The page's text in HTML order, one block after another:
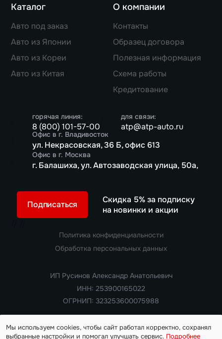
Каталог
Авто под заказ
Авто из Японии
Авто из Кореи
Авто из Китая
О компании
Контакты
Образец договора
Полезная информация
Схема работы
Кредитование
горячая линия:
8 (800) 101-57-00
для связи:
atp@atp-auto.ru
Офис в г. Владивосток
ул. Некрасовская, 36 Б, офис 613
Офис в г. Москва
г. Балашиха, ул. Автозаводская улица, 50а,
Скидка 5% за подписку
на новинки и акции
Подписаться
Политика конфиденциальности
Обработка персональных данных
ИП Русинов Александр Анатольевич
ИНН: 253900165022
ОГРНИП: 323253600075988
Мы используем cookies, чтобы сайт работал корректно, сохранял
выбранные настройки и помогал улучшать сервис. Подробнее